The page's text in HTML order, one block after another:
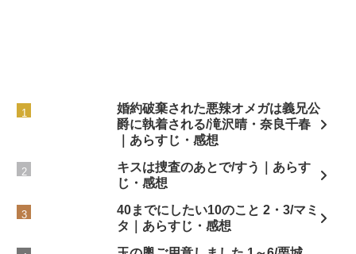
婚約破棄された悪辣オメガは義兄公
爵に執着される/滝沢晴・奈良千春
｜あらすじ・感想
キスは捜査のあとで/すう｜あらす
じ・感想
40までにしたい10のこと 2・3/マミ
タ｜あらすじ・感想